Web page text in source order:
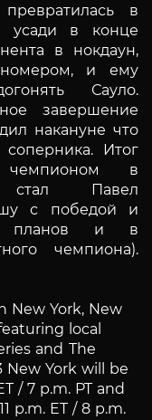
в
усади в конце
в нокдаун,
и ему
Сауло.
завершение
накануне что
Итог
чемпионом в
Павел
с победой и
планов и в
чемпиона).
New York, New
local
and The
New York will be
/ 7 p.m. PT and
p.m. ET / 8 p.m.